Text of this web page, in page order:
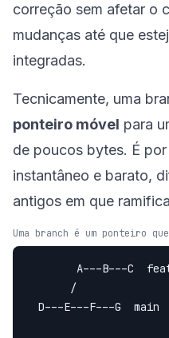
correção sem afetar o
mudanças até que
integradas.
Tecnicamente, uma
ponteiro móvel para
de poucos bytes. É
instantâneo e barato,
antigos em que
Uma branch é um ponteiro
A---B---C
       /
  D---E---F---G  main